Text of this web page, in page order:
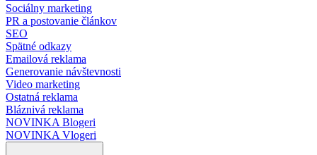
Sociálny marketing
PR a postovanie článkov
SEO
Spätné odkazy
Emailová reklama
Generovanie návštevnosti
Video marketing
Ostatná reklama
Bláznivá reklama
NOVINKA Blogeri
NOVINKA Vlogeri